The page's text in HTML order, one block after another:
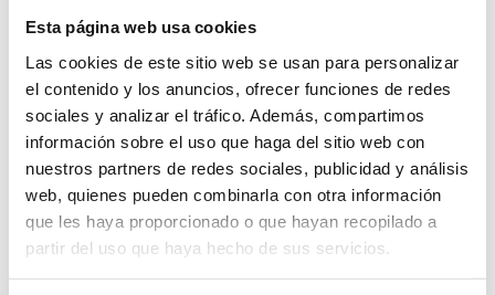
Esta página web usa cookies
Las cookies de este sitio web se usan para personalizar
el contenido y los anuncios, ofrecer funciones de redes
sociales y analizar el tráfico. Además, compartimos
información sobre el uso que haga del sitio web con
nuestros partners de redes sociales, publicidad y análisis
web, quienes pueden combinarla con otra información
que les haya proporcionado o que hayan recopilado a
partir del uso que haya hecho de sus servicios.
Te puede interesar aprenderinglés americano
Tu manera favorita de practicar esver películas y series
en inglés, ya que la mayoría de la cultura popular que
llega a nuestro país procede de Estados Unidos.
Vives o te gustaría vivir en Latinoamérica, puesto que allí
es la variante más utilizada.
Te interesa dedicarte a los negocios y las finanzas en
inglés.
En cambio, el británico
es más lo tuyo si…
Tratas principalmente con personas de Europa, ya que